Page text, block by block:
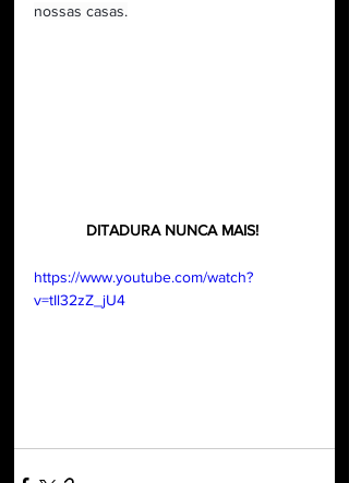
nossas casas.
DITADURA NUNCA MAIS!
https://www.youtube.com/watch?
v=tIl32zZ_jU4